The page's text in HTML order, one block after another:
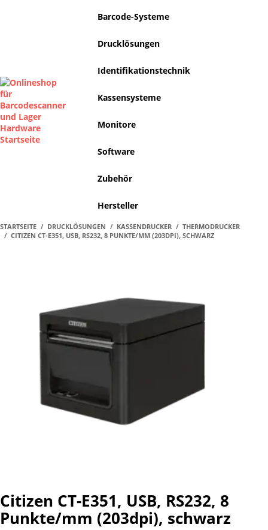
Barcode-Systeme
Drucklösungen
Identifikationstechnik
Kassensysteme
Monitore
Software
Zubehör
Hersteller
STARTSEITE DRUCKLÖSUNGEN KASSENDRUCKER
THERMODRUCKER
CITIZEN CT-E351, USB, RS232, 8 PUNKTE/MM (203DPI), SCHWARZ
Citizen CT-E351, USB, RS232, 8
Punkte/mm (203dpi), schwarz